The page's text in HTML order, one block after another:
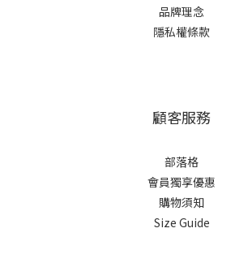
品牌理念
隱私權條款
顧客服務
部落格
會員獨享優惠
購物須知
Size Guide